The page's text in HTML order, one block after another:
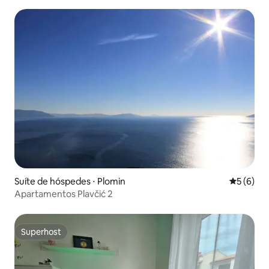
Suíte de hóspedes ⋅ Plomin 5 de
5 (6)
Apartamentos Plavčić 2
Superhost
Superhost